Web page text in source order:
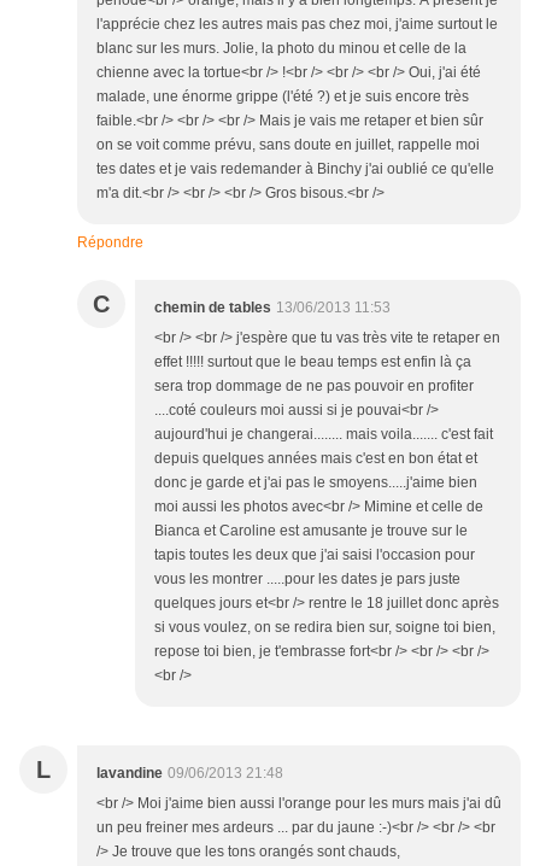
l'apprécie chez les autres mais pas chez moi, j'aime surtout le
blanc sur les murs. Jolie, la photo du minou et celle de la
chienne avec la tortue<br /> !<br /> <br /> <br /> Oui, j'ai été
malade, une énorme grippe (l'été ?) et je suis encore très
faible.<br /> <br /> <br /> Mais je vais me retaper et bien sûr
on se voit comme prévu, sans doute en juillet, rappelle moi
tes dates et je vais redemander à Binchy j'ai oublié ce qu'elle
m'a dit.<br /> <br /> <br /> Gros bisous.<br />
Répondre
C chemin de tables 13/06/2013 11:53
<br /> <br /> j'espère que tu vas très vite te retaper en
effet !!!!! surtout que le beau temps est enfin là ça
sera trop dommage de ne pas pouvoir en profiter
....coté couleurs moi aussi si je pouvai<br />
aujourd'hui je changerai........ mais voila....... c'est fait
depuis quelques années mais c'est en bon état et
donc je garde et j'ai pas le smoyens.....j'aime bien
moi aussi les photos avec<br /> Mimine et celle de
Bianca et Caroline est amusante je trouve sur le
tapis toutes les deux que j'ai saisi l'occasion pour
vous les montrer .....pour les dates je pars juste
quelques jours et<br /> rentre le 18 juillet donc après
si vous voulez, on se redira bien sur, soigne toi bien,
repose toi bien, je t'embrasse fort<br /> <br /> <br />
<br />
L lavandine 09/06/2013 21:48
<br /> Moi j'aime bien aussi l'orange pour les murs mais j'ai dû
un peu freiner mes ardeurs ... par du jaune :-)<br /> <br /> <br
/> Je trouve que les tons orangés sont chauds,